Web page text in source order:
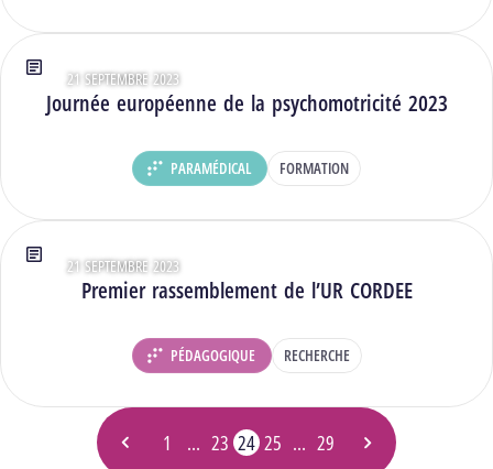
Journée européenne de la psychomotricité 2023
Type : Articles
21 SEPTEMBRE 2023
DÉPARTEMENT :
PARAMÉDICAL FORMATION
Premier rassemblement de l’UR CORDEE
Type : Articles
21 SEPTEMBRE 2023
DÉPARTEMENT :
PÉDAGOGIQUE RECHERCHE
Page précédente
Page
1 …
Page
23
Page
24
- Page actuelle
Page
25 …
Page
29
Page suivante